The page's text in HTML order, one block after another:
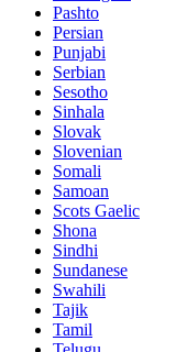
Pashto
Persian
Punjabi
Serbian
Sesotho
Sinhala
Slovak
Slovenian
Somali
Samoan
Scots Gaelic
Shona
Sindhi
Sundanese
Swahili
Tajik
Tamil